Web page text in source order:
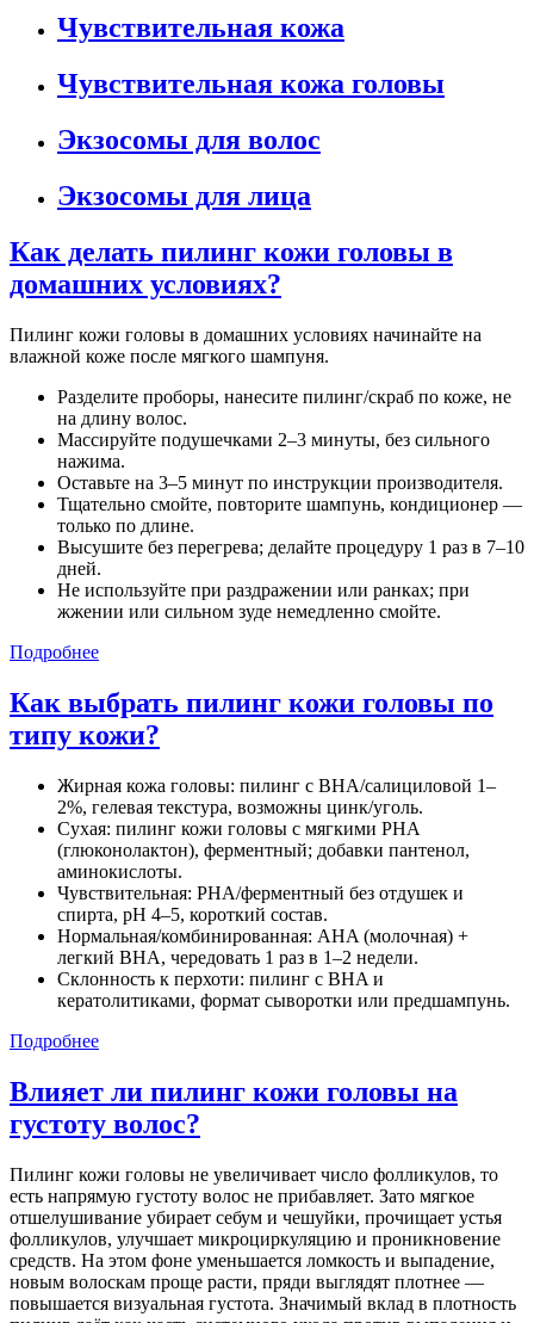
Чувствительная кожа
Чувствительная кожа головы
Экзосомы для волос
Экзосомы для лица
Как делать пилинг кожи головы в
домашних условиях?
Пилинг кожи головы в домашних условиях начинайте на
влажной коже после мягкого шампуня.
Разделите проборы, нанесите пилинг/скраб по коже, не
на длину волос.
Массируйте подушечками 2–3 минуты, без сильного
нажима.
Оставьте на 3–5 минут по инструкции производителя.
Тщательно смойте, повторите шампунь, кондиционер —
только по длине.
Высушите без перегрева; делайте процедуру 1 раз в 7–10
дней.
Не используйте при раздражении или ранках; при
жжении или сильном зуде немедленно смойте.
Подробнее
Как выбрать пилинг кожи головы по
типу кожи?
Жирная кожа головы: пилинг с BHA/салициловой 1–
2%, гелевая текстура, возможны цинк/уголь.
Сухая: пилинг кожи головы с мягкими PHA
(глюконолактон), ферментный; добавки пантенол,
аминокислоты.
Чувствительная: PHA/ферментный без отдушек и
спирта, pH 4–5, короткий состав.
Нормальная/комбинированная: AHA (молочная) +
легкий BHA, чередовать 1 раз в 1–2 недели.
Склонность к перхоти: пилинг с BHA и
кератолитиками, формат сыворотки или предшампунь.
Подробнее
Влияет ли пилинг кожи головы на
густоту волос?
Пилинг кожи головы не увеличивает число фолликулов, то
есть напрямую густоту волос не прибавляет. Зато мягкое
отшелушивание убирает себум и чешуйки, прочищает устья
фолликулов, улучшает микроциркуляцию и проникновение
средств. На этом фоне уменьшается ломкость и выпадение,
новым волоскам проще расти, пряди выглядят плотнее —
повышается визуальная густота. Значимый вклад в плотность